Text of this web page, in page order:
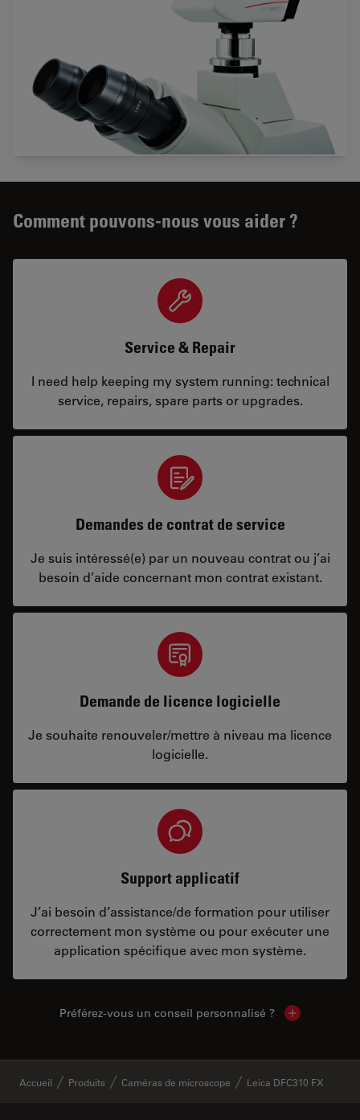
Comment pouvons-nous vous aider ?
Service & Repair
I need help keeping my system running: technical
service, repairs, spare parts or upgrades.
Demandes de contrat de service
Je suis intéressé(e) par un nouveau contrat ou j’ai
besoin d’aide concernant mon contrat existant.
Demande de licence logicielle
Je souhaite renouveler/mettre à niveau ma licence
logicielle.
Support applicatif
J’ai besoin d’assistance/de formation pour utiliser
correctement mon système ou pour exécuter une
application spécifique avec mon système.
Préférez-vous un conseil personnalisé ? Show local
Accueil Produits Caméras de microscope Leica DFC310 FX